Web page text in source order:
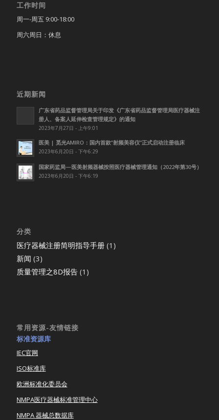
工作时间
周一-周五 9:00-18:00
周六周日：休息
近期新闻
广东省药品监督管理局关于印发《广东省药品监督管理局医疗器械注
册人、备案人延伸检查管理规定》的通知
2023年7月27日 - 上午9:01
医美 | 觅光AMIRO：国内首款”射频美容仪”正式启动注册临床
2023年6月20日 - 下午6:29
国家药监局—医美射频器械按照医疗器械管理通知（2022年第30号）
2023年6月20日 - 下午6:19
分类
医疗器械注册简明指导手册(1)
新闻 (3)
质量管理之8D报告(1)
常用资源-友情链接
标准资源库
IEC官网
ISO标准库
欧洲标准化委员会
NMPA医疗器械标准管理中心
NMPA 器械总数据库